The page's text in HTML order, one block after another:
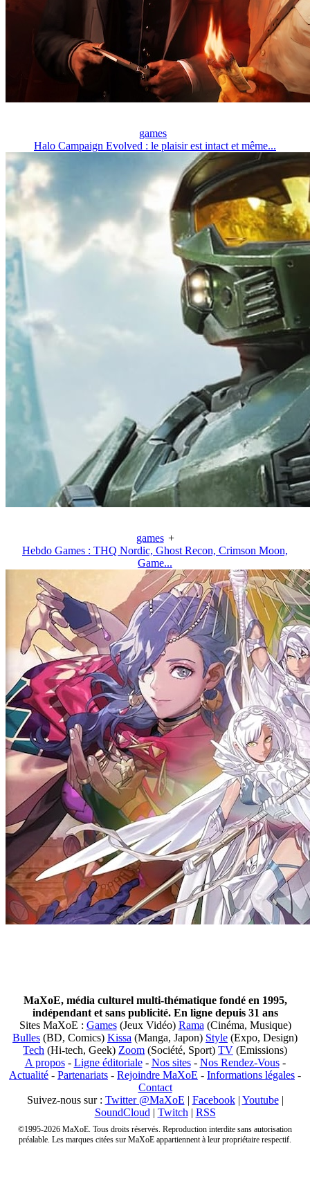
games
Halo Campaign Evolved : le plaisir est intact et même...
games +
Hebdo Games : THQ Nordic, Ghost Recon, Crimson Moon,
Game...
MaXoE, média culturel multi-thématique fondé en 1995,
indépendant et sans publicité. En ligne depuis 31 ans
Sites MaXoE : Games(Jeux Vidéo) Rama (Cinéma, Musique)
Bulles (BD, Comics) Kissa (Manga, Japon) Style (Expo, Design)
Tech (Hi-tech, Geek) Zoom (Société, Sport) TV (Emissions)
A propos- Ligne éditoriale- Nos sites- Nos Rendez-Vous-
Actualité - Partenariats - Rejoindre MaXoE - Informations légales -
Contact
Suivez-nous sur : Twitter @MaXoE | Facebook| Youtube|
SoundCloud | Twitch | RSS
©1995-2026 MaXoE. Tous droits réservés. Reproduction interdite sans autorisation
préalable. Les marques citées sur MaXoE appartiennent à leur propriétaire respectif.